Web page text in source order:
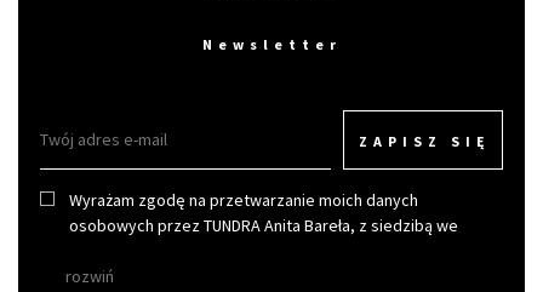
Newsletter
ZAPISZ SIĘ
Wyrażam zgodę na przetwarzanie moich danych
osobowych przez TUNDRA Anita Bareła, z siedzibą we
rozwiń